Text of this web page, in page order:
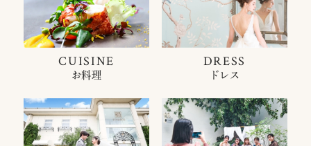
CUISINE
お料理
DRESS
ドレス